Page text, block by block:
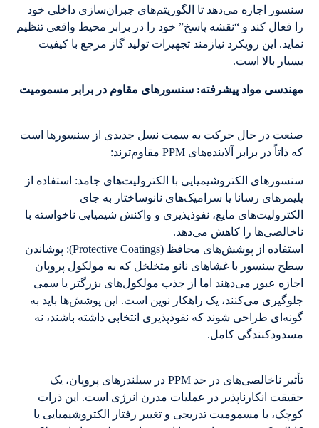
سنسور اجازه می‌دهد تا الگوریتم‌های جبران‌سازی داخلی خود
را فعال کند و “نقشه پاسخ” خود را در برابر محیط واقعی تنظیم
نماید. این رویکرد نیازمند تجهیزات تولید گاز مرجع با کیفیت
بسیار بالا است.
مهندسی مواد پیشرفته: سنسورهای مقاوم در برابر مسمومیت
صنعت در حال حرکت به سمت نسل جدیدی از سنسورها است
که ذاتاً در برابر آلاینده‌های PPM مقاوم‌ترند:
سنسورهای الکتروشیمیایی با الکترولیت‌های جامد: استفاده از
پلیمرهای رسانا یا سرامیک‌های نانوساختار به جای
الکترولیت‌های مایع، نفوذپذیری و واکنش شیمیایی ناخواسته با
ناخالصی‌ها را کاهش می‌دهد.
استفاده از پوشش‌های محافظ (Protective Coatings): پوشاندن
سطح سنسور با غشاهای نانو متخلخل که به مولکول پروپان
اجازه عبور می‌دهند اما از جذب مولکول‌های بزرگتر یا سمی
جلوگیری می‌کنند، یک راهکار نوین است. این پوشش‌ها باید به
گونه‌ای طراحی شوند که نفوذپذیری انتخابی داشته باشند، نه
مسدودکنندگی کامل.
تأثیر ناخالصی‌های در حد PPM در سیلندرهای پروپان، یک
حقیقت انکارناپذیر در عملیات مدرن انرژی است. این ذرات
کوچک، با مسمومیت تدریجی و تغییر رفتار الکتروشیمیایی یا